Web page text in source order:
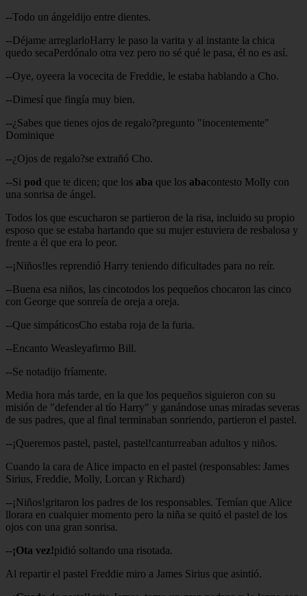
--Todo un ángeldijo entre dientes.
--Déjame arreglarloHarry le paso la varita y al instante la chica
quedo secaPerdónalo otra vez pero no sé qué le pasa, él no es así.
--Oye, oyeera la vocecita de Freddie, le estaba hablando a Cho.
--Dimesí que fingía muy bien.
--¿Sabes que tienes ojos de regalo?pregunto "inocentemente"
Dominique
--¿Ojos de regalo?se extrañó Cho.
--Si pod que te dicen; que los aba que los abacontesto Molly con
una sonrisa de ángel.
Todos los que escucharon se partieron de la risa, incluido su propio
esposo que se estaba hartando que su mujer estuviera de resbalosa y
frente a él que era lo peor.
--¡Niños!les reprendió Harry teniendo dificultades para no reír.
--Buena esa niños, las cincotodos los pequeños chocaron las cinco
con George que sonreía de oreja a oreja.
--Que simpáticosCho estaba roja de la furia.
--Encanto Weasleyafirmo Bill.
--Se notadijo fríamente.
Media hora más tarde, en la que los pequeños siguieron con su
misión de "defender al tío Harry" y ganándose unas miradas severas
de sus padres, que al final terminaban sonriendo, partieron el pastel.
--¡Queremos pastel, pastel, pastel!canturreaban adultos y niños.
Cuando la cara de Alice impacto en el pastel (responsables: James
Sirius, Freddie, Molly, Lorcan y Richard)
--¡Niños!gritaron los padres de los responsables. Temían que Alice
llorara en cualquier momento pero la niña se quitó el pastel de los
ojos con una gran sonrisa.
--¡Ota vez!pidió soltando una risotada.
Al repartir el pastel Freddie miro a James Sirius que asintió.